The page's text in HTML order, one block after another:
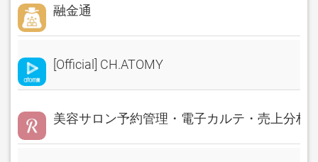
融金通
[Official] CH.ATOMY
美容サロン予約管理・電子カルテ・売上分析